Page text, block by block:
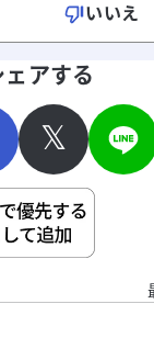
いいえ
病気の詳細などの個
アする
𝕏